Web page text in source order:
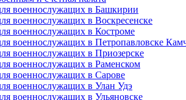
военнослужащих в Башкирии
военнослужащих в Воскресенске
военнослужащих в Костроме
военнослужащих в Петропавловске
военнослужащих в Приозерске
военнослужащих в Раменском
военнослужащих в Сарове
военнослужащих в Улан Удэ
военнослужащих в Ульяновске